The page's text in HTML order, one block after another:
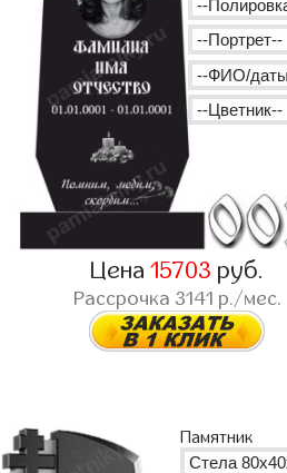
Цена15703 руб.
Рассрочка 3141 р./мес.
Памятник